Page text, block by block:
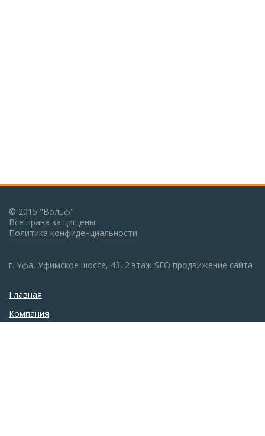
© 2015 "Вольф"
Все права защищены.
Политика конфиденциальности
г. Уфа, Уфимское шоссе, 43, 2 этаж SEO продвижение сайта
Главная
Компания